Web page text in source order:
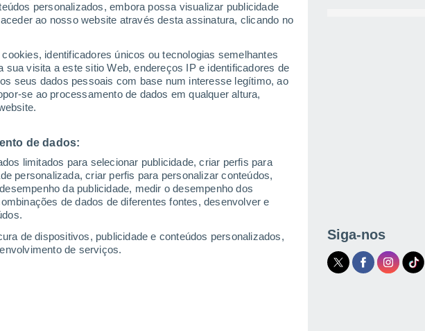
personalizados, embora possa visualizar publicidade
ao nosso website através desta assinatura, clicando no
identificadores únicos ou tecnologias semelhantes
visita a este sitio Web, endereços IP e identificadores de
seus dados pessoais com base num interesse legítimo, ao
se ao processamento de dados em qualquer altura,
de dados:
limitados para selecionar publicidade, criar perfis para
personalizada, criar perfis para personalizar conteúdos,
da publicidade, medir o desempenho dos
de dados de diferentes fontes, desenvolver e
de dispositivos, publicidade e conteúdos personalizados,
de serviços.
Siga-nos